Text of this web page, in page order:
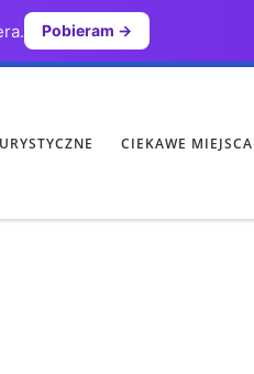
Pobieram →
CIEKAWE MIEJSCA